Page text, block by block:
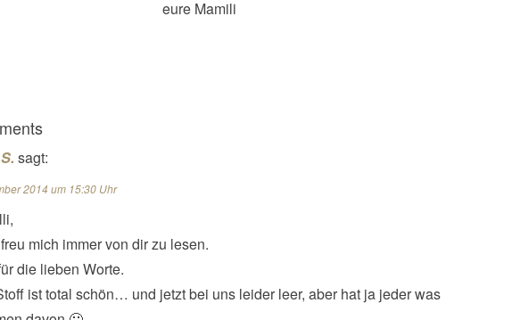
eure Mamili
sagt:
2014 um 15:30 Uhr
mich immer von dir zu lesen.
die lieben Worte.
ist total schön… und jetzt bei uns leider leer, aber hat ja jeder was